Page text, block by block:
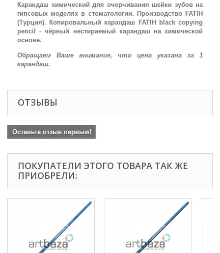
Карандаш химический для очерчивания шейки зубов на
гипсовых моделях в стоматологии. Производство FATIH
(Турция). Копировальный карандаш FATIH black copying
pencil - чёрный нестираемый карандаш на химической
основе.
Обращаем Ваше внимание, что цена указана за 1
карандаш.
ОТЗЫВЫ
Оставьте отзыв первым!
ПОКУПАТЕЛИ ЭТОГО ТОВАРА ТАК ЖЕ
ПРИОБРЕЛИ: